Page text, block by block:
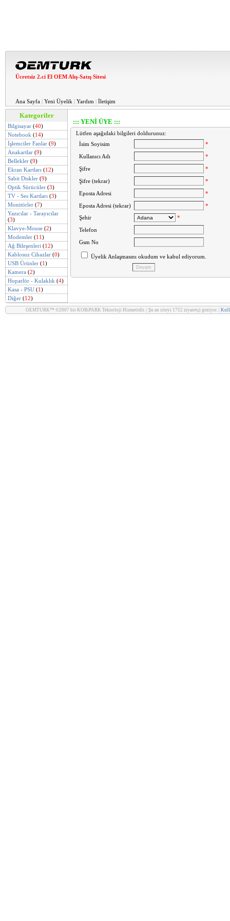
Ücretsiz 2.ci El OEM Alış-Satış Sitesi
Ana Sayfa | Yeni Üyelik | Yardım | İletişim
Kategoriler
Bilgisayar (40)
Notebook (14)
İşlemciler Fanlar (9)
Anakartlar (9)
Bellekler (9)
Ekran Kartları (12)
Sabit Diskler (9)
Optik Sürücüler (3)
TV - Ses Kartları (3)
Monitörler (7)
Yazıcılar - Tarayıcılar
(3)
Klavye-Mouse (2)
Modemler (11)
Ağ Bileşenleri (12)
Kablosuz Cihazlar (0)
USB Ürünler (1)
Kamera (2)
Hoparlör - Kulaklık (4)
Kasa - PSU (1)
Diğer (12)
::: YENİ ÜYE :::
Lütfen aşağıdaki bilgileri doldurunuz:
İsim Soyisim
*
Kullanıcı Adı *
Şifre *
Şifre (tekrar) *
Eposta Adresi *
Eposta Adresi (tekrar)
*
Şehir
*
Telefon
Gsm No
Üyelik Anlaşmasını okudum ve kabul ediyorum.
OEMTURK™ ©2007 bir KOBiPARK Teknoloji Hizmetidir. | Şu an siteyi 1752 ziyaretçi geziyor. |